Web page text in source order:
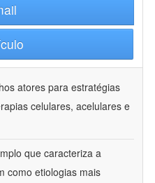
atores para estratégias
celulares, acelulares e
que caracteriza a
como etiologias mais